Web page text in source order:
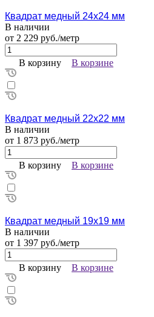
Квадрат медный 24х24 мм
В наличии
от 2 229 руб./метр
В корзину В корзине
Квадрат медный 22х22 мм
В наличии
от 1 873 руб./метр
В корзину В корзине
Квадрат медный 19х19 мм
В наличии
от 1 397 руб./метр
В корзину В корзине